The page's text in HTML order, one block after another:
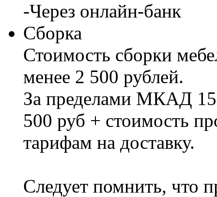
-Через онлайн-банк
Сборка
Стоимость сборки
менее 2 500 рублей.
За пределами МКАД
500 руб + стоимость
тарифам на доставку.
Следует помнить, что